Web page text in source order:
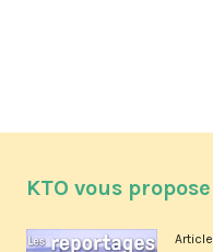
KTO vous propose
Article